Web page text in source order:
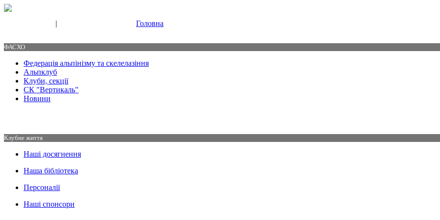
| Головна
ФАСХО
Федерація альпінізму та скелелазіння
Альпклуб
Клуби, секції
СК "Вертикаль"
Новини
Клубне життя
Наші досягнення
Наша бібліотека
Персоналії
Наші спонсори